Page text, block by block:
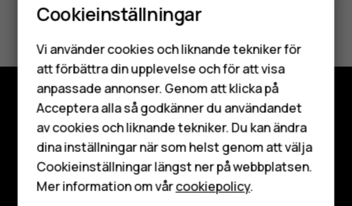
Smartphones
Mobiltelefoner
Tillbehör
HMD Terra M
Surfplattor
Var detta till hjälp?
Ja Nej
Utforska
Om
Planet and people
Cookieinställningar
Vi använder cookies och liknande tekniker för
att förbättra din upplevelse och för att visa
anpassade annonser. Genom att klicka på
Acceptera alla så godkänner du användandet
av cookies och liknande tekniker. Du kan ändra
dina inställningar när som helst genom att välja
Cookieinställningar längst ner på webbplatsen.
Mer information om vårcookiepolicy.